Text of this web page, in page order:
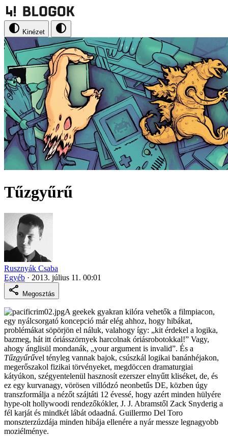
Kinézet
Tűzgyűrű
Rusznyák Csaba
Egyéb · 2013. július 11. 00:01
Megosztás
A geekek gyakran kilóra vehetők a filmpiacon,
egy nyálcsorgató koncepció már elég ahhoz, hogy hibákat,
problémákat söpörjön el náluk, valahogy így: „kit érdekel a logika,
bazmeg, hát itt óriásszörnyek harcolnak óriásrobotokkal!” Vagy,
ahogy ánglisül mondanák, „your argument is invalid”. És a
Tűzgyűrűvel tényleg vannak bajok, csúszkál logikai banánhéjakon,
megerőszakol fizikai törvényeket, megdöccen dramaturgiai
kátyúkon, szégyentelenül hasznosít ezerszer elnyűtt kliséket, de, és
ez egy kurvanagy, vörösen villódzó neonbetűs DE, közben úgy
transzformálja a nézőt szájtáti 12 évessé, hogy azért minden hülyére
hype-olt hollywoodi rendezőkókler, J. J. Abramstől Zack Snyderig a
fél karját és mindkét lábát odaadná. Guillermo Del Toro
monszterzúzdája minden hibája ellenére a nyár messze legnagyobb
moziélménye.